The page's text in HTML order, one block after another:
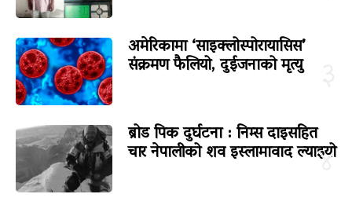
अमेरिकामा ‘साइक्लोस्पोरायासिस’
संक्रमण फैलियो, दुईजनाको मृत्यु
४
ब्रोड पिक दुर्घटना : निम्स दाइसहित
चार नेपालीको शव इस्लामावाद ल्याइयो